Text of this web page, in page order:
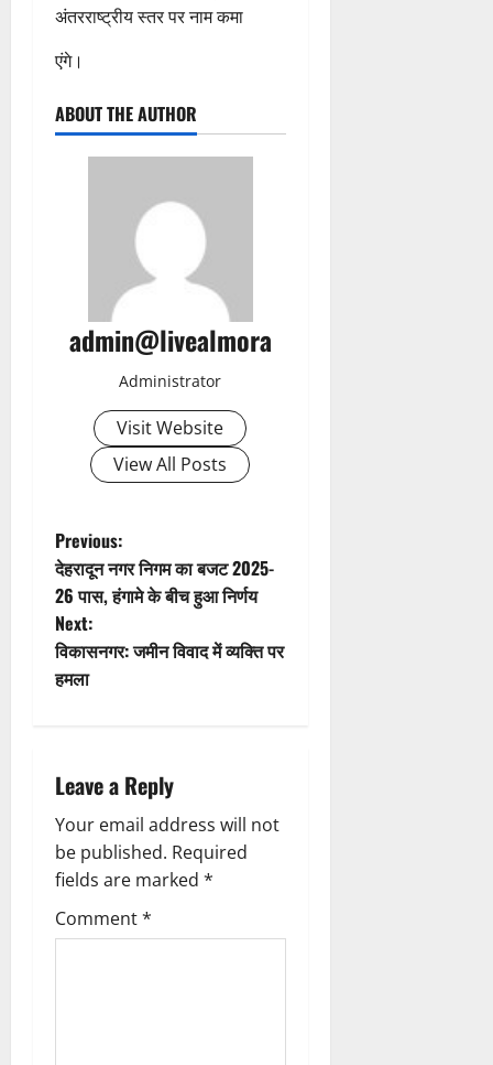
अंतरराष्ट्रीय स्तर पर नाम कमा
एंगे।
ABOUT THE AUTHOR
admin@livealmora
Administrator
Visit Website
View All Posts
P
o
s
t
a
v
i
g
Previous:
देहरादून नगर निगम का बजट 2025-
26 पास, हंगामे के बीच हुआ निर्णय
Next:
विकासनगर: जमीन विवाद में व्यक्ति पर
हमला
Leave a Reply
Your email address will not
be published. Required
fields are marked *
Comment*